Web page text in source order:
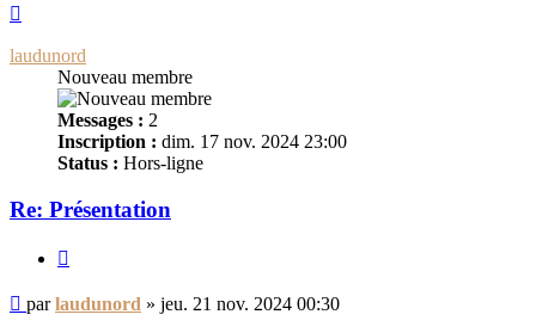
laudunord
Nouveau membre
Messages : 2
Inscription : dim. 17 nov. 2024 23:00
Status : Hors-ligne
Re: Présentation
Message
non
parlaudunord » jeu. 21 nov. 2024 00:30